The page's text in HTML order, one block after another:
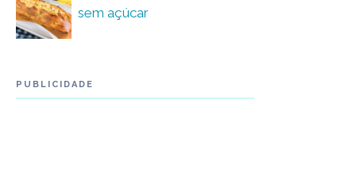
sem açúcar
PUBLICIDADE